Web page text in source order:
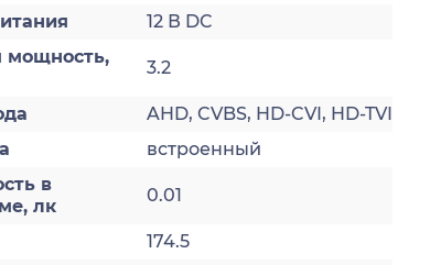
12 В DC
мощность,
3.2
AHD, CVBS, HD-CVI, HD-TVI
встроенный
в
лк
0.01
174.5